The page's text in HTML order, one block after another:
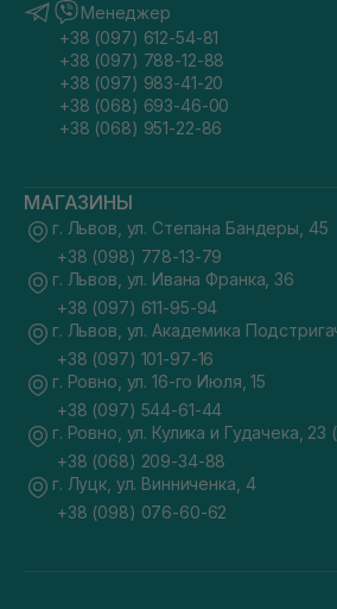
Менеджер
+38 (097) 612-54-81
+38 (097) 788-12-88
+38 (097) 983-41-20
+38 (068) 693-46-00
+38 (068) 951-22-86
МАГАЗИНЫ
г. Львов, ул. Степана Бандеры, 45
+38 (098) 778-13-79
г. Львов, ул. Ивана Франка, 36
+38 (097) 611-95-94
г. Львов, ул. Академика
+38 (097) 101-97-16
г. Ровно, ул. 16-го Июля, 15
+38 (097) 544-61-44
г. Ровно, ул. Кулика и Гудачека,
+38 (068) 209-34-88
г. Луцк, ул. Винниченка, 4
+38 (098) 076-60-62